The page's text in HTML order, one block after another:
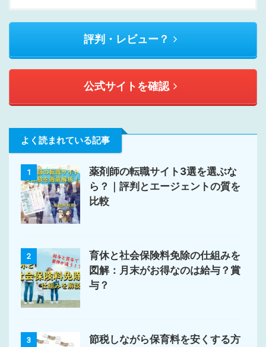
評判・レビュー？
公式サイトを確認
よく読まれている記事
1
薬剤師の転職サイト3選を選ぶな
ら？｜評判とエージェントの質を
比較
2
育休と社会保険料免除の仕組みを
図解：月末がお得なのは給与？賞
与？
3
節税しながら保育料を安くする方